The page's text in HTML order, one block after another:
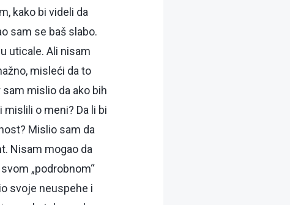
kako bi videli da
sam se baš slabo.
uticale. Ali nisam
misleći da to
mislio da ako bih
o meni? Da li bi
Mislio sam da
Nisam mogao da
„podrobnom“
svoje neuspehe i